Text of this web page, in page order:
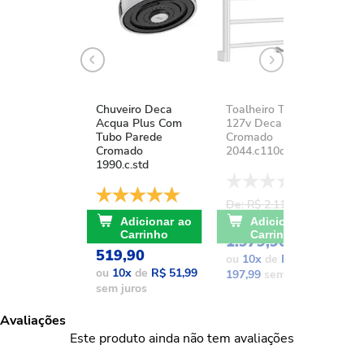
Chuveiro Deca
Acqua Plus Com
Tubo Parede
Cromado
1990.c.std
De: R$ 741,17
POR: R$
519,90
ou 10xde R$ 51,99
sem juros
Carrinho
Toalheiro Térmico
127v Deca You
Cromado
2044.c110d.aqc
De: R$ 2.111,37
POR: R$
1.979,90
ou 10xde R$
197,99sem juros
Carrinho
Avaliações
Este produto ainda não tem avaliações